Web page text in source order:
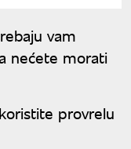
vam
nećete morati
provrelu